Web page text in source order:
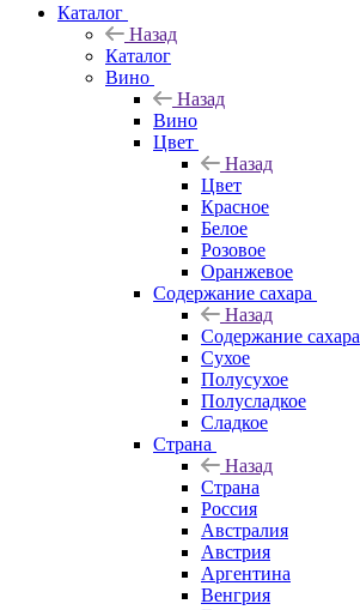
Каталог
Назад
Каталог
Вино
Назад
Вино
Цвет
Назад
Цвет
Красное
Белое
Розовое
Оранжевое
Содержание сахара
Назад
Содержание сахара
Сухое
Полусухое
Полусладкое
Сладкое
Страна
Назад
Страна
Россия
Австралия
Австрия
Аргентина
Венгрия